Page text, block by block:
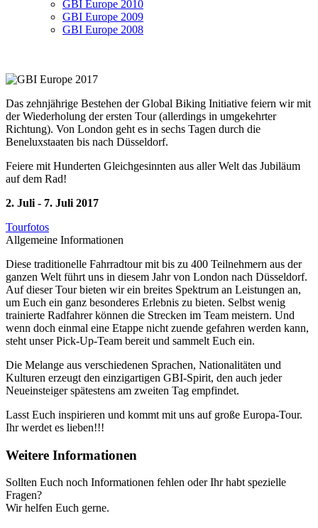
GBI Europe 2010
GBI Europe 2009
GBI Europe 2008
Das zehnjährige Bestehen der Global Biking Initiative feiern wir mit
der Wiederholung der ersten Tour (allerdings in umgekehrter
Richtung). Von London geht es in sechs Tagen durch die
Beneluxstaaten bis nach Düsseldorf.
Feiere mit Hunderten Gleichgesinnten aus aller Welt das Jubiläum
auf dem Rad!
2. Juli - 7. Juli 2017
Tourfotos
Allgemeine Informationen
Diese traditionelle Fahrradtour mit bis zu 400 Teilnehmern aus der
ganzen Welt führt uns in diesem Jahr von London nach Düsseldorf.
Auf dieser Tour bieten wir ein breites Spektrum an Leistungen an,
um Euch ein ganz besonderes Erlebnis zu bieten. Selbst wenig
trainierte Radfahrer können die Strecken im Team meistern. Und
wenn doch einmal eine Etappe nicht zuende gefahren werden kann,
steht unser Pick-Up-Team bereit und sammelt Euch ein.
Die Melange aus verschiedenen Sprachen, Nationalitäten und
Kulturen erzeugt den einzigartigen GBI-Spirit, den auch jeder
Neueinsteiger spätestens am zweiten Tag empfindet.
Lasst Euch inspirieren und kommt mit uns auf große Europa-Tour.
Ihr werdet es lieben!!!
Weitere Informationen
Sollten Euch noch Informationen fehlen oder Ihr habt spezielle
Fragen?
Wir helfen Euch gerne.